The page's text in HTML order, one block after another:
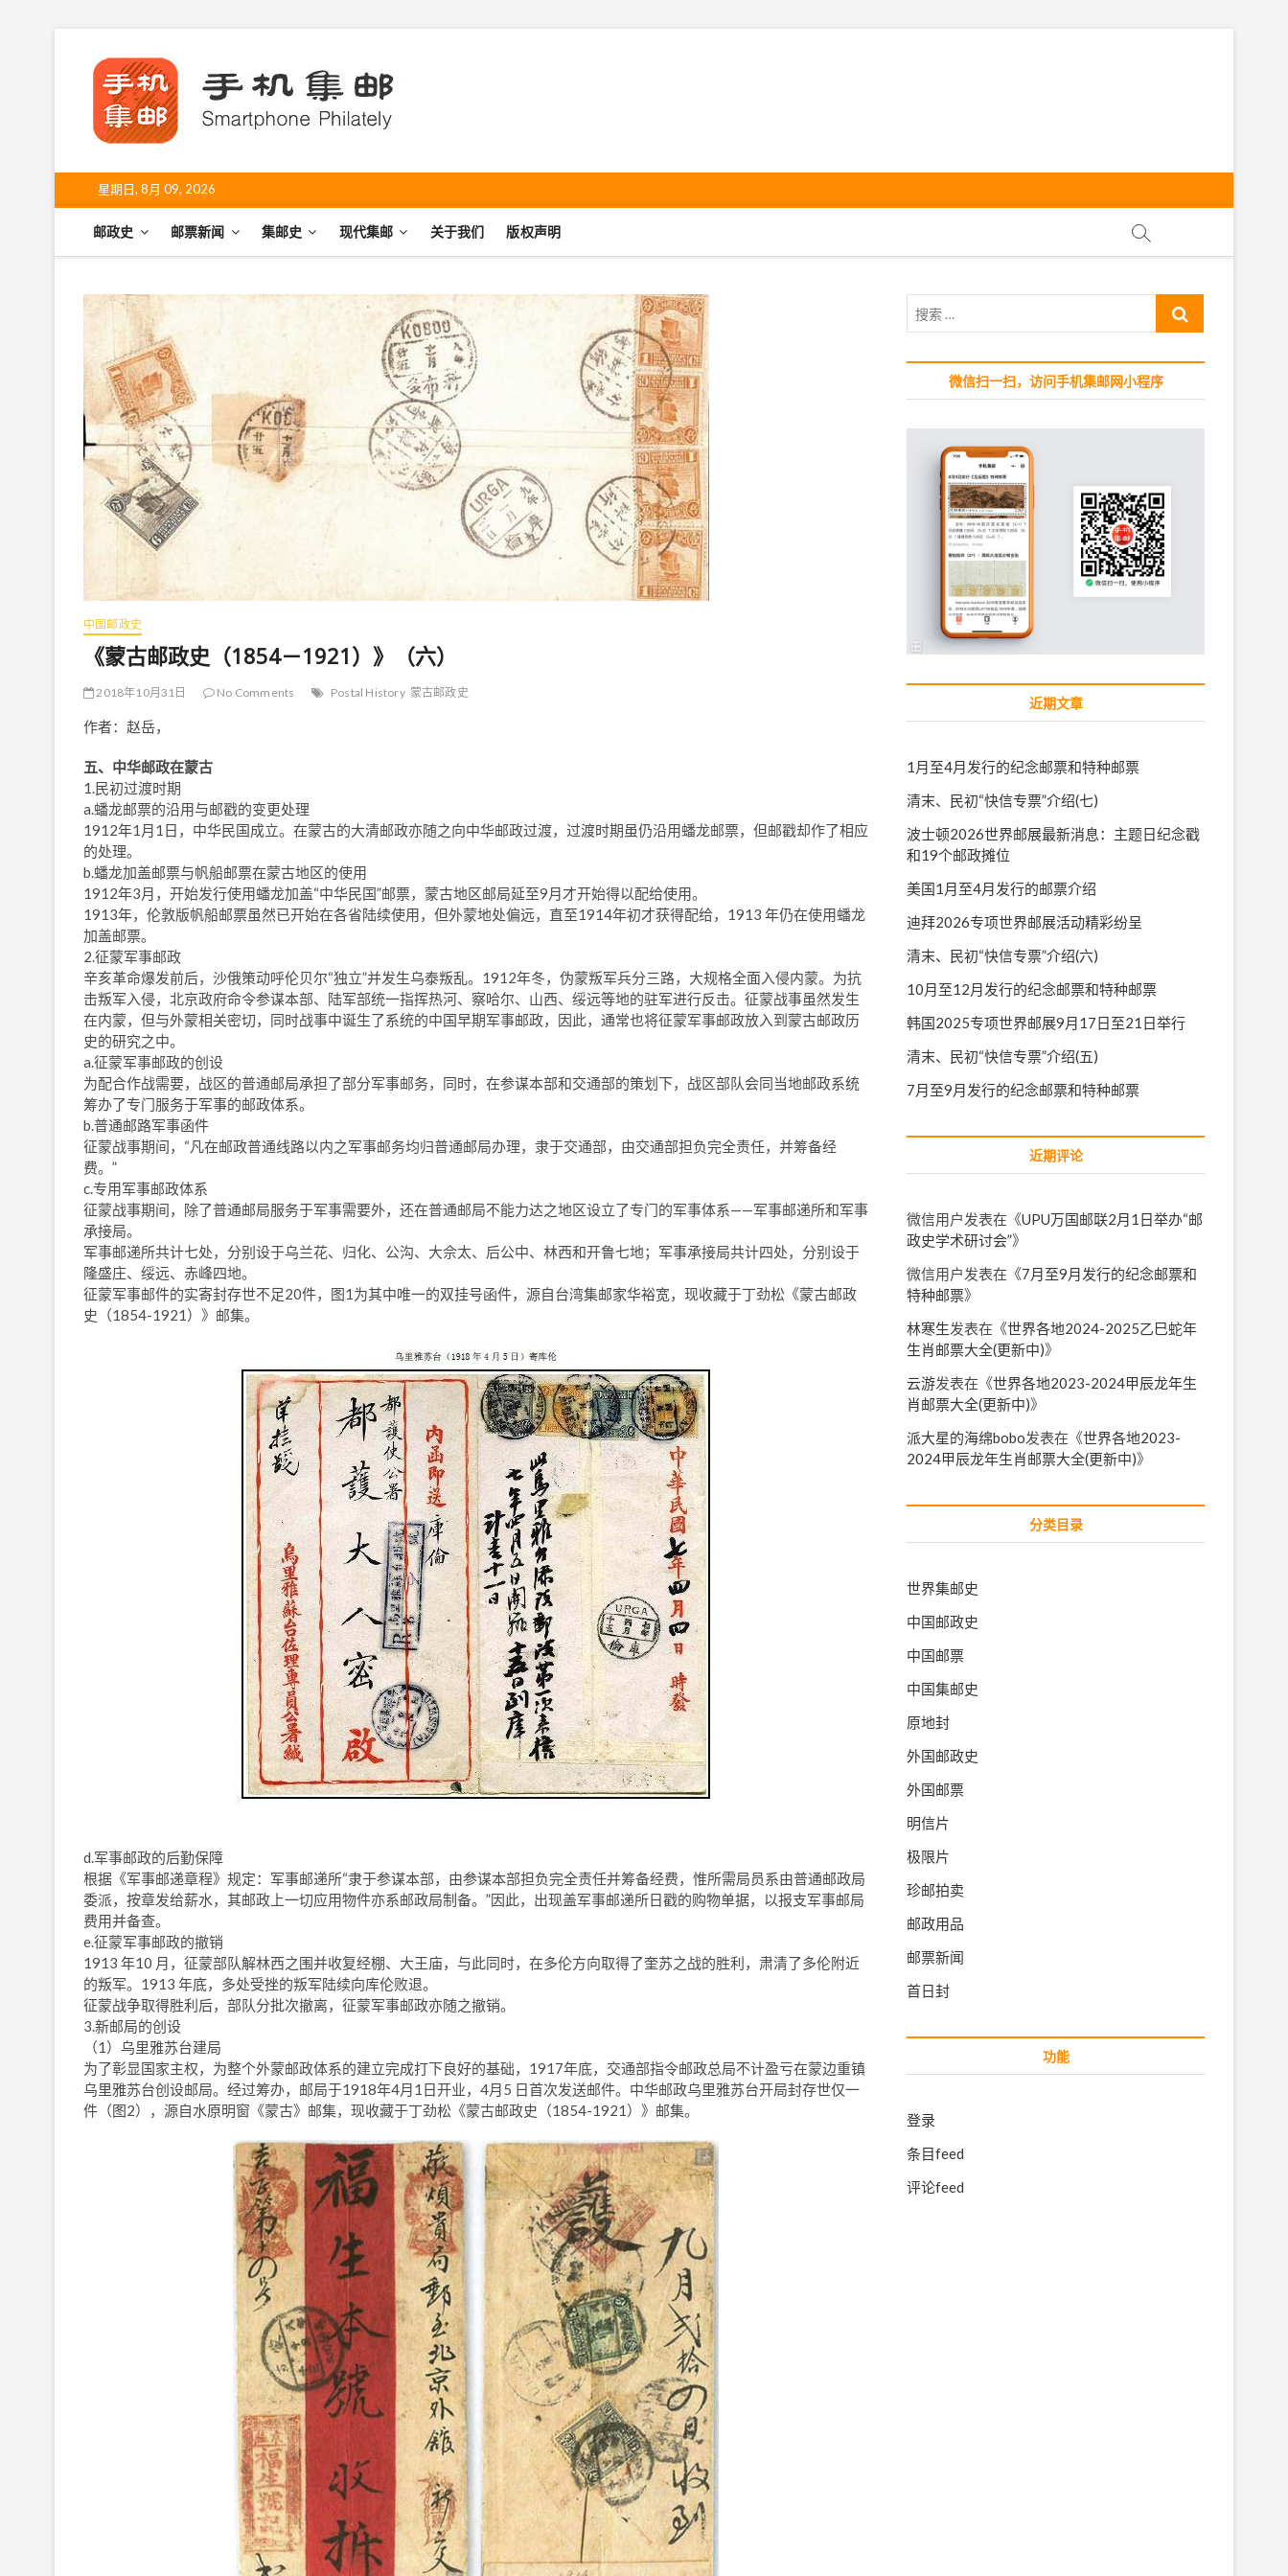
n
星期日, 8月 09, 2026
邮政史 邮票新闻 集邮史 现代集邮 关于我们 版权声明
中国邮政史
《蒙古邮政史（1854－1921）》（六）
2018年10月31日 No Comments Postal History 蒙古邮政史
作者：赵岳，
五、中华邮政在蒙古
1.民初过渡时期
a.蟠龙邮票的沿用与邮戳的变更处理
1912年1月1日，中华民国成立。在蒙古的大清邮政亦随之向中华邮政过渡，过渡时期虽仍沿用蟠龙邮票，但邮戳却作了相应
的处理。
b.蟠龙加盖邮票与帆船邮票在蒙古地区的使用
1912年3月，开始发行使用蟠龙加盖“中华民国”邮票，蒙古地区邮局延至9月才开始得以配给使用。
1913年，伦敦版帆船邮票虽然已开始在各省陆续使用，但外蒙地处偏远，直至1914年初才获得配给，1913 年仍在使用蟠龙
加盖邮票。
2.征蒙军事邮政
辛亥革命爆发前后，沙俄策动呼伦贝尔“独立”并发生乌泰叛乱。1912年冬，伪蒙叛军兵分三路，大规格全面入侵内蒙。为抗
击叛军入侵，北京政府命令参谋本部、陆军部统一指挥热河、察哈尔、山西、绥远等地的驻军进行反击。征蒙战事虽然发生
在内蒙，但与外蒙相关密切，同时战事中诞生了系统的中国早期军事邮政，因此，通常也将征蒙军事邮政放入到蒙古邮政历
史的研究之中。
a.征蒙军事邮政的创设
为配合作战需要，战区的普通邮局承担了部分军事邮务，同时，在参谋本部和交通部的策划下，战区部队会同当地邮政系统
筹办了专门服务于军事的邮政体系。
b.普通邮路军事函件
征蒙战事期间，“凡在邮政普通线路以内之军事邮务均归普通邮局办理，隶于交通部，由交通部担负完全责任，并筹备经
费。”
c.专用军事邮政体系
征蒙战事期间，除了普通邮局服务于军事需要外，还在普通邮局不能力达之地区设立了专门的军事体系——军事邮递所和军事
承接局。
军事邮递所共计七处，分别设于乌兰花、归化、公沟、大佘太、后公中、林西和开鲁七地；军事承接局共计四处，分别设于
隆盛庄、绥远、赤峰四地。
征蒙军事邮件的实寄封存世不足20件，图1为其中唯一的双挂号函件，源自台湾集邮家华裕宽，现收藏于丁劲松《蒙古邮政
史（1854-1921）》邮集。
d.军事邮政的后勤保障
根据《军事邮递章程》规定：军事邮递所“隶于参谋本部，由参谋本部担负完全责任并筹备经费，惟所需局员系由普通邮政局
委派，按章发给薪水，其邮政上一切应用物件亦系邮政局制备。”因此，出现盖军事邮递所日戳的购物单据，以报支军事邮局
费用并备查。
e.征蒙军事邮政的撤销
1913 年10 月，征蒙部队解林西之围并收复经棚、大王庙，与此同时，在多伦方向取得了奎苏之战的胜利，肃清了多伦附近
的叛军。1913 年底，多处受挫的叛军陆续向库伦败退。
征蒙战争取得胜利后，部队分批次撤离，征蒙军事邮政亦随之撤销。
3.新邮局的创设
（1）乌里雅苏台建局
为了彰显国家主权，为整个外蒙邮政体系的建立完成打下良好的基础，1917年底，交通部指令邮政总局不计盈亏在蒙边重镇
乌里雅苏台创设邮局。经过筹办，邮局于1918年4月1日开业，4月5 日首次发送邮件。中华邮政乌里雅苏台开局封存世仅一
件（图2），源自水原明窗《蒙古》邮集，现收藏于丁劲松《蒙古邮政史（1854-1921）》邮集。
微信扫一扫，访问手机集邮网小程序
近期文章
1月至4月发行的纪念邮票和特种邮票
清末、民初“快信专票”介绍(七)
波士顿2026世界邮展最新消息：主题日纪念戳
和19个邮政摊位
美国1月至4月发行的邮票介绍
迪拜2026专项世界邮展活动精彩纷呈
清末、民初“快信专票”介绍(六)
10月至12月发行的纪念邮票和特种邮票
韩国2025专项世界邮展9月17日至21日举行
清末、民初“快信专票”介绍(五)
7月至9月发行的纪念邮票和特种邮票
近期评论
微信用户 发表在《UPU万国邮联2月1日举办“邮
政史学术研讨会”》
微信用户 发表在《7月至9月发行的纪念邮票和
特种邮票》
林寒生发表在《世界各地2024-2025乙巳蛇年
生肖邮票大全(更新中)》
云游发表在《世界各地2023-2024甲辰龙年生
肖邮票大全(更新中)》
派大星的海绵bobo发表在《世界各地2023-
2024甲辰龙年生肖邮票大全(更新中)》
分类目录
世界集邮史
中国邮政史
中国邮票
中国集邮史
原地封
外国邮政史
外国邮票
明信片
极限片
珍邮拍卖
邮政用品
邮票新闻
首日封
功能
登录
条目feed
评论feed